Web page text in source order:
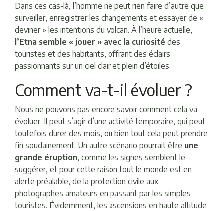
Dans ces cas-là, l’homme ne peut rien faire d’autre que
surveiller, enregistrer les changements et essayer de «
deviner » les intentions du volcan. À l’heure actuelle,
l’Etna semble « jouer » avec la curiosité des
touristes et des habitants, offrant des éclairs
passionnants sur un ciel clair et plein d’étoiles.
Comment va-t-il évoluer ?
Nous ne pouvons pas encore savoir comment cela va
évoluer. Il peut s’agir d’une activité temporaire, qui peut
toutefois durer des mois, ou bien tout cela peut prendre
fin soudainement. Un autre scénario pourrait être une
grande éruption, comme les signes semblent le
suggérer, et pour cette raison tout le monde est en
alerte préalable, de la protection civile aux
photographes amateurs en passant par les simples
touristes. Évidemment, les ascensions en haute altitude